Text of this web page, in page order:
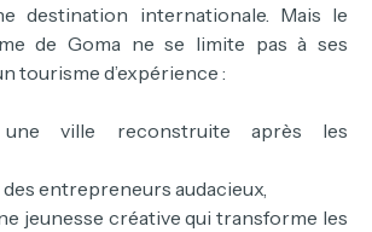
destination internationale. Mais le
de Goma ne se limite pas à ses
tourisme d’expérience :
une ville reconstruite après les
entrepreneurs audacieux,
jeunesse créative qui transforme les